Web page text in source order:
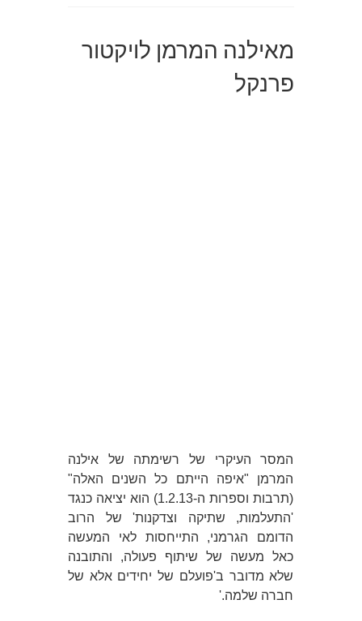
מאילנה המרמן לויקטור
פרנקל
המסר העיקרי של רשימתה של אילנה
המרמן "איפה הייתם כל השנים האלה"
(תרבות וספרות ה-1.2.13) הוא יציאה כנגד
'התעלמות, שתיקה וצדקנות' של הרוב
הדומם הגרמני, התייחסות לאי המעשה
כאל מעשה של שיתוף פעולה, והתובנה
שלא מדובר ב'פועלם של יחידים אלא של
חברה שלמה.'